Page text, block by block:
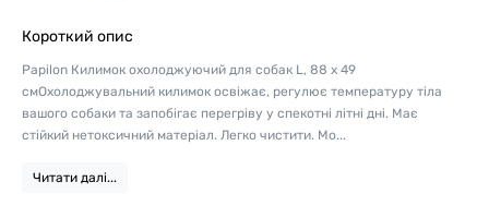
Короткий опис
Papilon Килимок охолоджуючий для собак L, 88 x 49
смОхолоджувальний килимок освіжає, регулює температуру тіла
вашого собаки та запобігає перегріву у спекотні літні дні. Має
стійкий нетоксичний матеріал. Легко чистити. Мо...
Читати далі...